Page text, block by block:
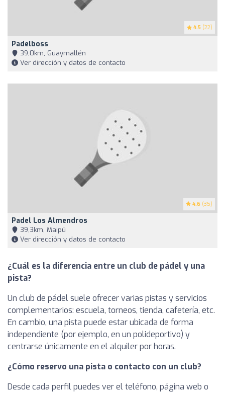
4.5 (22)
Padelboss
39,0km, Guaymallén
Ver dirección y datos de contacto
4.6 (35)
Padel Los Almendros
39,3km, Maipú
Ver dirección y datos de contacto
¿Cuál es la diferencia entre un club de pádel y una
pista?
Un club de pádel suele ofrecer varias pistas y servicios
complementarios: escuela, torneos, tienda, cafetería, etc.
En cambio, una pista puede estar ubicada de forma
independiente (por ejemplo, en un polideportivo) y
centrarse únicamente en el alquiler por horas.
¿Cómo reservo una pista o contacto con un club?
Desde cada perfil puedes ver el teléfono, página web o